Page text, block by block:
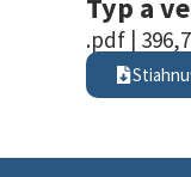
.pdf |